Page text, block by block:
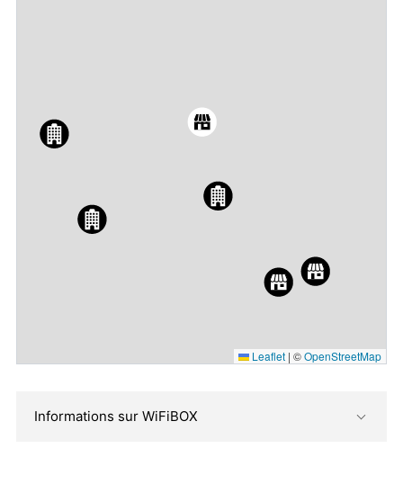
Leaflet | ©OpenStreetMap
Informations sur WiFiBOX